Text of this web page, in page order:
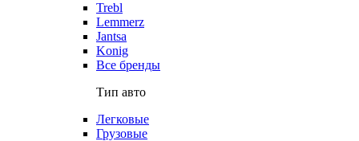
Trebl
Lemmerz
Jantsa
Konig
Все бренды
Тип авто
Легковые
Грузовые